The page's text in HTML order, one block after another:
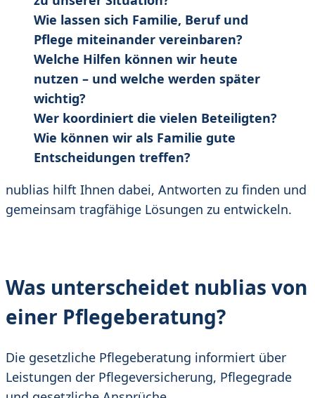
Wie lassen sich Familie, Beruf und
Pflege miteinander vereinbaren?
Welche Hilfen können wir heute
nutzen – und welche werden später
wichtig?
Wer koordiniert die vielen Beteiligten?
Wie können wir als Familie gute
Entscheidungen treffen?
nublias hilft Ihnen dabei, Antworten zu finden und
gemeinsam tragfähige Lösungen zu entwickeln.
Was unterscheidet nublias von
einer Pflegeberatung?
Die gesetzliche Pflegeberatung informiert über
Leistungen der Pflegeversicherung, Pflegegrade